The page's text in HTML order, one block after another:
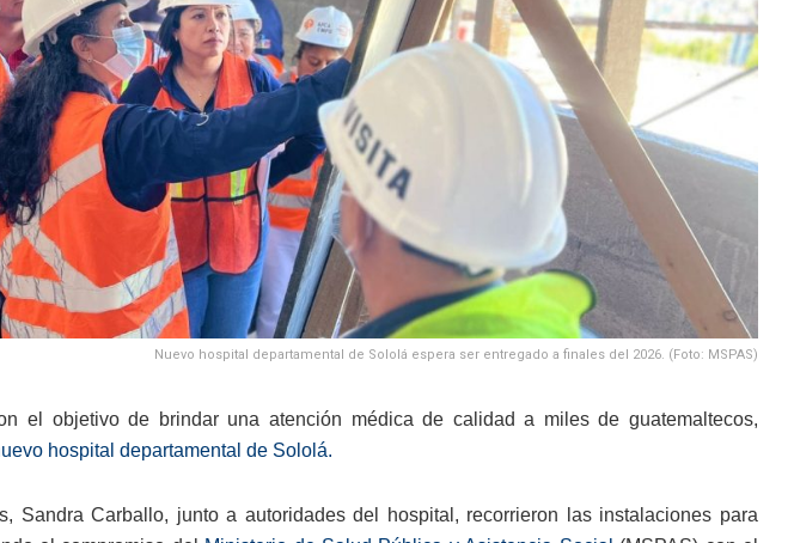
Nuevo hospital departamental de Sololá espera ser entregado a finales del 2026. (Foto: MSPAS)
el objetivo de brindar una atención médica de calidad a miles de guatemaltecos,
hospital departamental de Sololá.
Sandra Carballo, junto a autoridades del hospital, recorrieron las instalaciones para